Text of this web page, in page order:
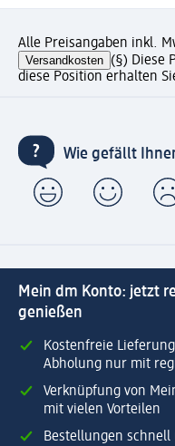
Alle Preisangaben inkl.
Versandkosten (§) Diese
diese Position erhalten
Wie gefällt
Mein dm Konto: jetzt
genießen
Kostenfreie
Abholung nur mit
Verknüpfung von
mit vielen Vorteilen
Bestellungen